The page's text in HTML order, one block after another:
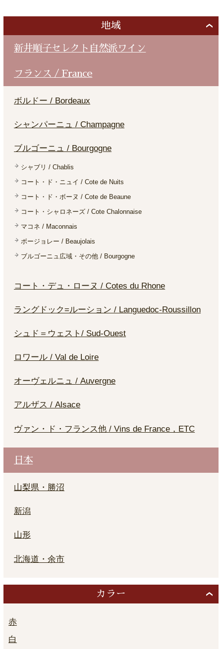
地域
新井順子セレクト自然派ワイン
フランス / France
ボルドー / Bordeaux
シャンパーニュ / Champagne
ブルゴーニュ / Bourgogne
シャブリ / Chablis
コート・ド・ニュイ / Cote de Nuits
コート・ド・ボーヌ / Cote de Beaune
コート・シャロネーズ / Cote Chalonnaise
マコネ / Maconnais
ボージョレー / Beaujolais
ブルゴーニュ広域・その他 / Bourgogne
コート・デュ・ローヌ / Cotes du Rhone
ラングドック=ルーション / Languedoc-Roussillon
シュド＝ウェスト/ Sud-Ouest
ロワール / Val de Loire
オーヴェルニュ / Auvergne
アルザス / Alsace
ヴァン・ド・フランス他 / Vins de France，ETC
日本
山梨県・勝沼
新潟
山形
北海道・余市
カラー
赤
白